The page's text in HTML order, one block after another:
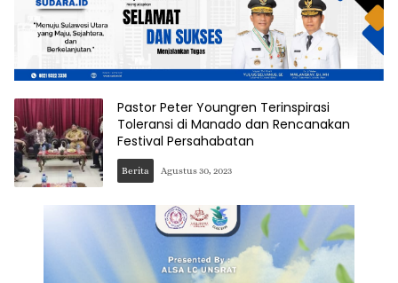
Pastor Peter Youngren Terinspirasi
Toleransi di Manado dan Rencanakan
Festival Persahabatan
Berita Agustus 30, 2023